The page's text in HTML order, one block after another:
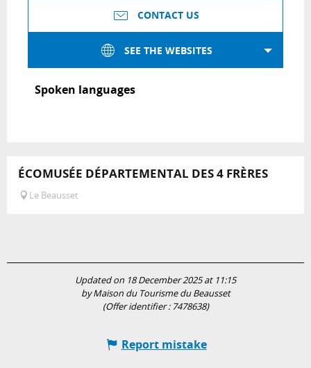
CONTACT US
SEE THE WEBSITES
Spoken languages
Spoken languages
ÉCOMUSÉE DÉPARTEMENTAL DES 4 FRÈRES
Le Beausset
Updated on 18 December 2025 at 11:15
by Maison du Tourisme du Beausset
(Offer identifier : 7478638)
Report mistake